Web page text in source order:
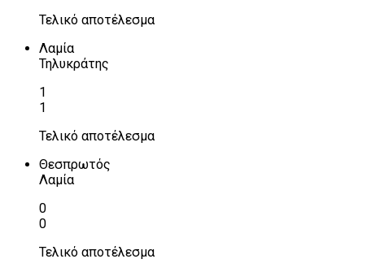
Τελικό αποτέλεσμα
Λαμία
Τηλυκράτης
1
1
Τελικό αποτέλεσμα
Θεσπρωτός
Λαμία
0
0
Τελικό αποτέλεσμα